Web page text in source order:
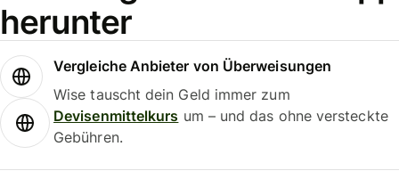
herunter
Vergleiche Anbieter von Überweisungen
Wise tauscht dein Geld immer zum
Devisenmittelkurs um – und das ohne versteckte
Gebühren.